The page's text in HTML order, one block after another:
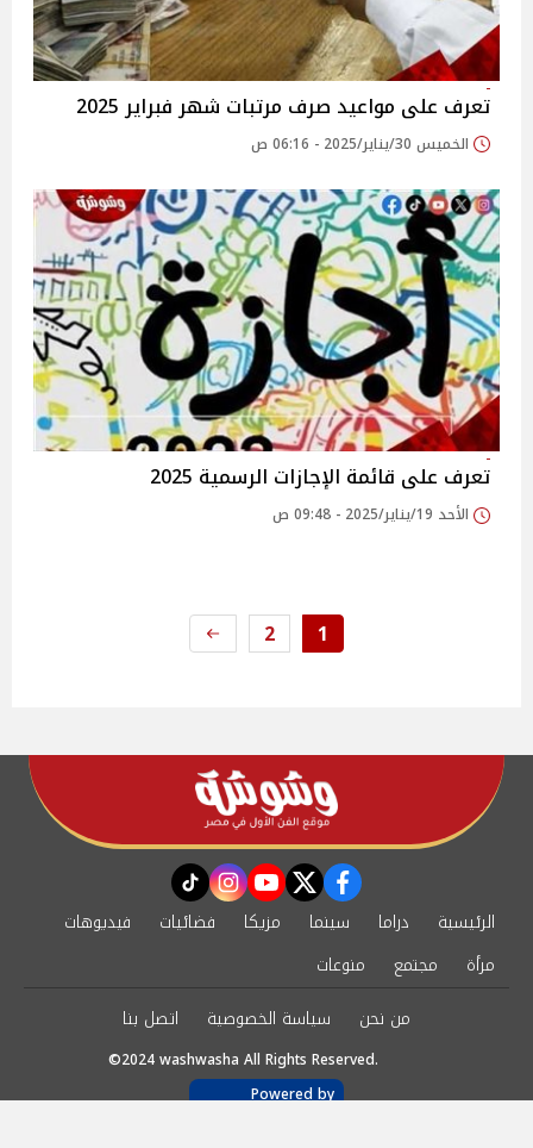
تعرف على مواعيد صرف مرتبات شهر فبراير 2025
الخميس 30/يناير/2025 - 06:16 ص
تعرف على قائمة الإجازات الرسمية 2025
الأحد 19/يناير/2025 - 09:48 ص
1
2
facebook
twitter
youtube
instagram
tiktok
الرئيسية دراما سينما مزيكا فضائيات
فيديوهات
مرأة
مجتمع
منوعات
من نحن
سياسة الخصوصية اتصل بنا
©2024 washwasha All Rights Reserved.
Powered by